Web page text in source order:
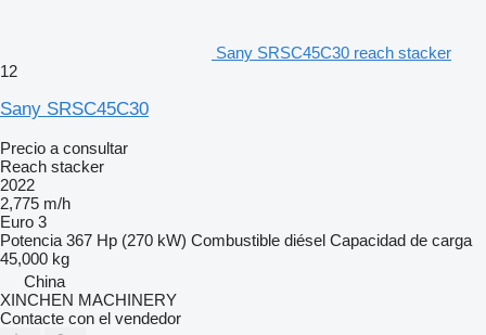
Sany SRSC45C30 reach stacker
12
Sany SRSC45C30
Precio a consultar
Reach stacker
2022
2,775 m/h
Euro 3
Potencia 367 Hp (270 kW) Combustible diésel Capacidad de carga
45,000 kg
China
XINCHEN MACHINERY
Contacte con el vendedor